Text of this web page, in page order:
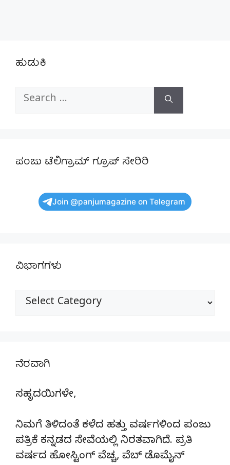
ಹುಡುಕಿ
Search
ಪಂಜು ಟೆಲಿಗ್ರಾಮ್ ಗ್ರೂಪ್ ಸೇರಿರಿ
Join @panjumagazine on Telegram
ವಿಭಾಗಗಳು
ವಿಭಾಗಗಳು
ನೆರವಾಗಿ
ಸಹೃದಯಿಗಳೇ,
ನಿಮಗೆ ತಿಳಿದಂತೆ ಕಳೆದ ಹತ್ತು ವರ್ಷಗಳಿಂದ ಪಂಜು
ಪತ್ರಿಕೆ ಕನ್ನಡದ ಸೇವೆಯಲ್ಲಿ ನಿರತವಾಗಿದೆ. ಪ್ರತಿ
ವರ್ಷದ ಹೋಸ್ಟಿಂಗ್‌ ವೆಚ್ಚ, ವೆಬ್‌ ಡೊಮೈನ್‌